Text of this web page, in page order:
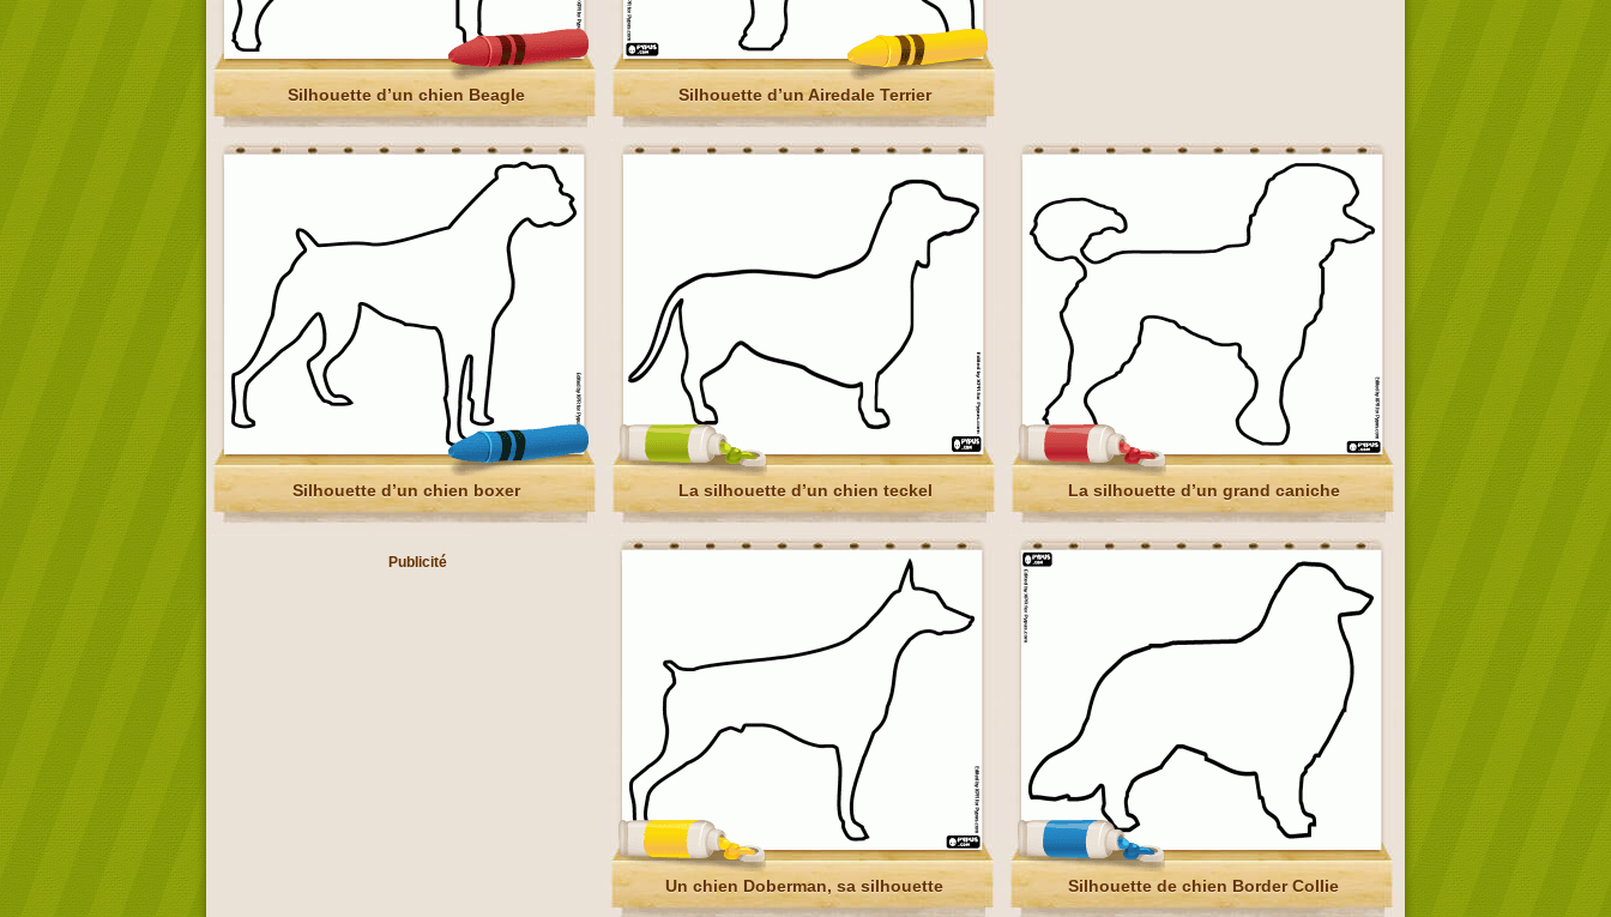
Silhouette d’un chien Beagle Silhouette d’un Airedale Terrier
Silhouette d’un chien boxer La silhouette d’un chien teckel La silhouette d’un grand caniche
Publicité
Un chien Doberman, sa silhouette Silhouette de chien Border Collie